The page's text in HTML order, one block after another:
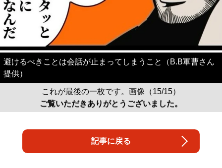
避けるべきことは会話が止まってしまうこと（B.B軍曹さん
提供）
これが最後の一枚です。画像（15/15）
ご覧いただきありがとうございました。
記事に戻る